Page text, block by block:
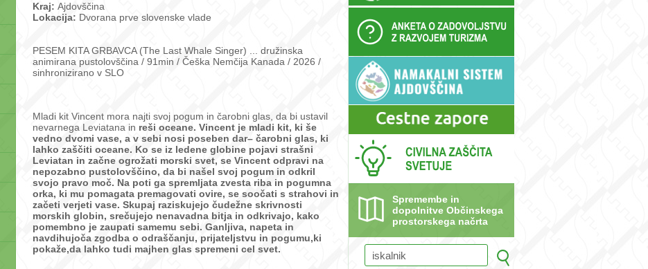
Kraj: Ajdovščina
Lokacija: Dvorana prve slovenske vlade
PESEM KITA GRBAVCA (The Last Whale Singer) ... družinska
animirana pustolovščina / 91min / Češka Nemčija Kanada / 2026 /
sinhronizirano v SLO
Mladi kit Vincent mora najti svoj pogum in čarobni glas, da bi ustavil
nevarnega Leviatana in reši oceane. Vincent je mladi kit, ki še
vedno dvomi vase, a v sebi nosi poseben dar– čarobni glas, ki
lahko zaščiti oceane. Ko se iz ledene globine pojavi strašni
Leviatan in začne ogrožati morski svet, se Vincent odpravi na
nepozabno pustolovščino, da bi našel svoj pogum in odkril
svojo pravo moč. Na poti ga spremljata zvesta riba in pogumna
orka, ki mu pomagata premagovati ovire, se soočati s strahovi in
začeti verjeti vase. Skupaj raziskujejo čudežne skrivnosti
morskih globin, srečujejo nenavadna bitja in odkrivajo, kako
pomembno je zaupati samemu sebi. Ganljiva, napeta in
navdihujoča zgodba o odraščanju, prijateljstvu in pogumu,ki
pokaže,da lahko tudi majhen glas spremeni cel svet.
Spremembe in
dopolnitve Občinskega
prostorskega načrta